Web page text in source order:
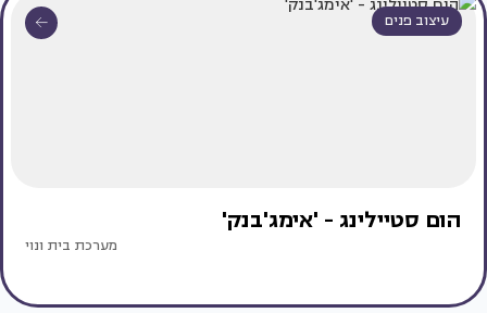
עיצוב פנים
הום סטיילינג - 'אימג'בנק'
מערכת בית ונוי